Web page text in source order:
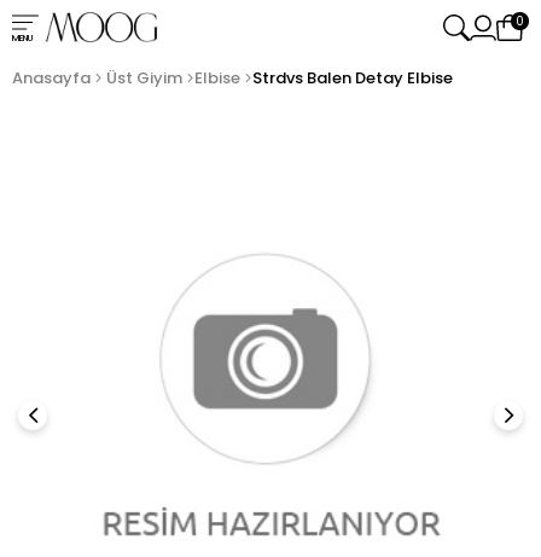
MENU
0
Anasayfa Üst Giyim Elbise Strdvs Balen Detay Elbise